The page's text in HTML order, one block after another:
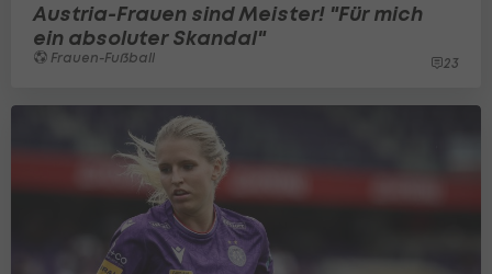
Austria-Frauen sind Meister! "Für mich
ein absoluter Skandal"
Frauen-Fußball 23